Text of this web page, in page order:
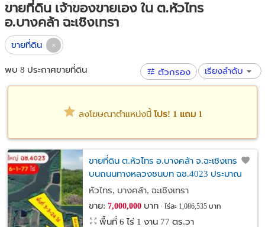
ขายที่ดิน เจ้าของขายเอง ใน ต.หัวไทร
อ.บางคล้า ฉะเชิงเทรา
ขายที่ดิน
พบ 8 ประกาศขายที่ดิน ตัวกรอง เรียงลำดับ
ลงโฆษณาตำแหน่งนี้ โปร! 1 แถม 1
ขายที่ดิน ต.หัวไทร อ.บางคล้า จ.ฉะเชิงเทรา
บนถนนทางหลวงชนบท ฉช.4023 ประมาณ
กม.ที่10 พื้นที่ 6-1-77 ไร่ ใกล้ม.ราชภัฏราชคริ
หัวไทร, บางคล้า, ฉะเชิงเทรา
ขาย: 7,000,000บาท ไร่ละ 1,086,535 บาท
พื้นที่ 6 ไร่ 1 งาน 77 ตร.วา